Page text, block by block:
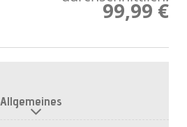
99,99 €
Allgemeines